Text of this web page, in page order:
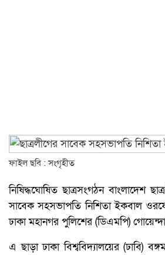
ফাইল ছবি : সংগৃহীত
নিষিদ্ধঘোষিত ছাত্রসংগঠন বাংলাদেশ
সাবেক সহসভাপতি নিশিতা ইকবাল
ঢাকা মহানগর পুলিশের (ডিএমপি)
এ ছাড়া ঢাকা বিশ্ববিদ্যালয়ের (ঢাবি)